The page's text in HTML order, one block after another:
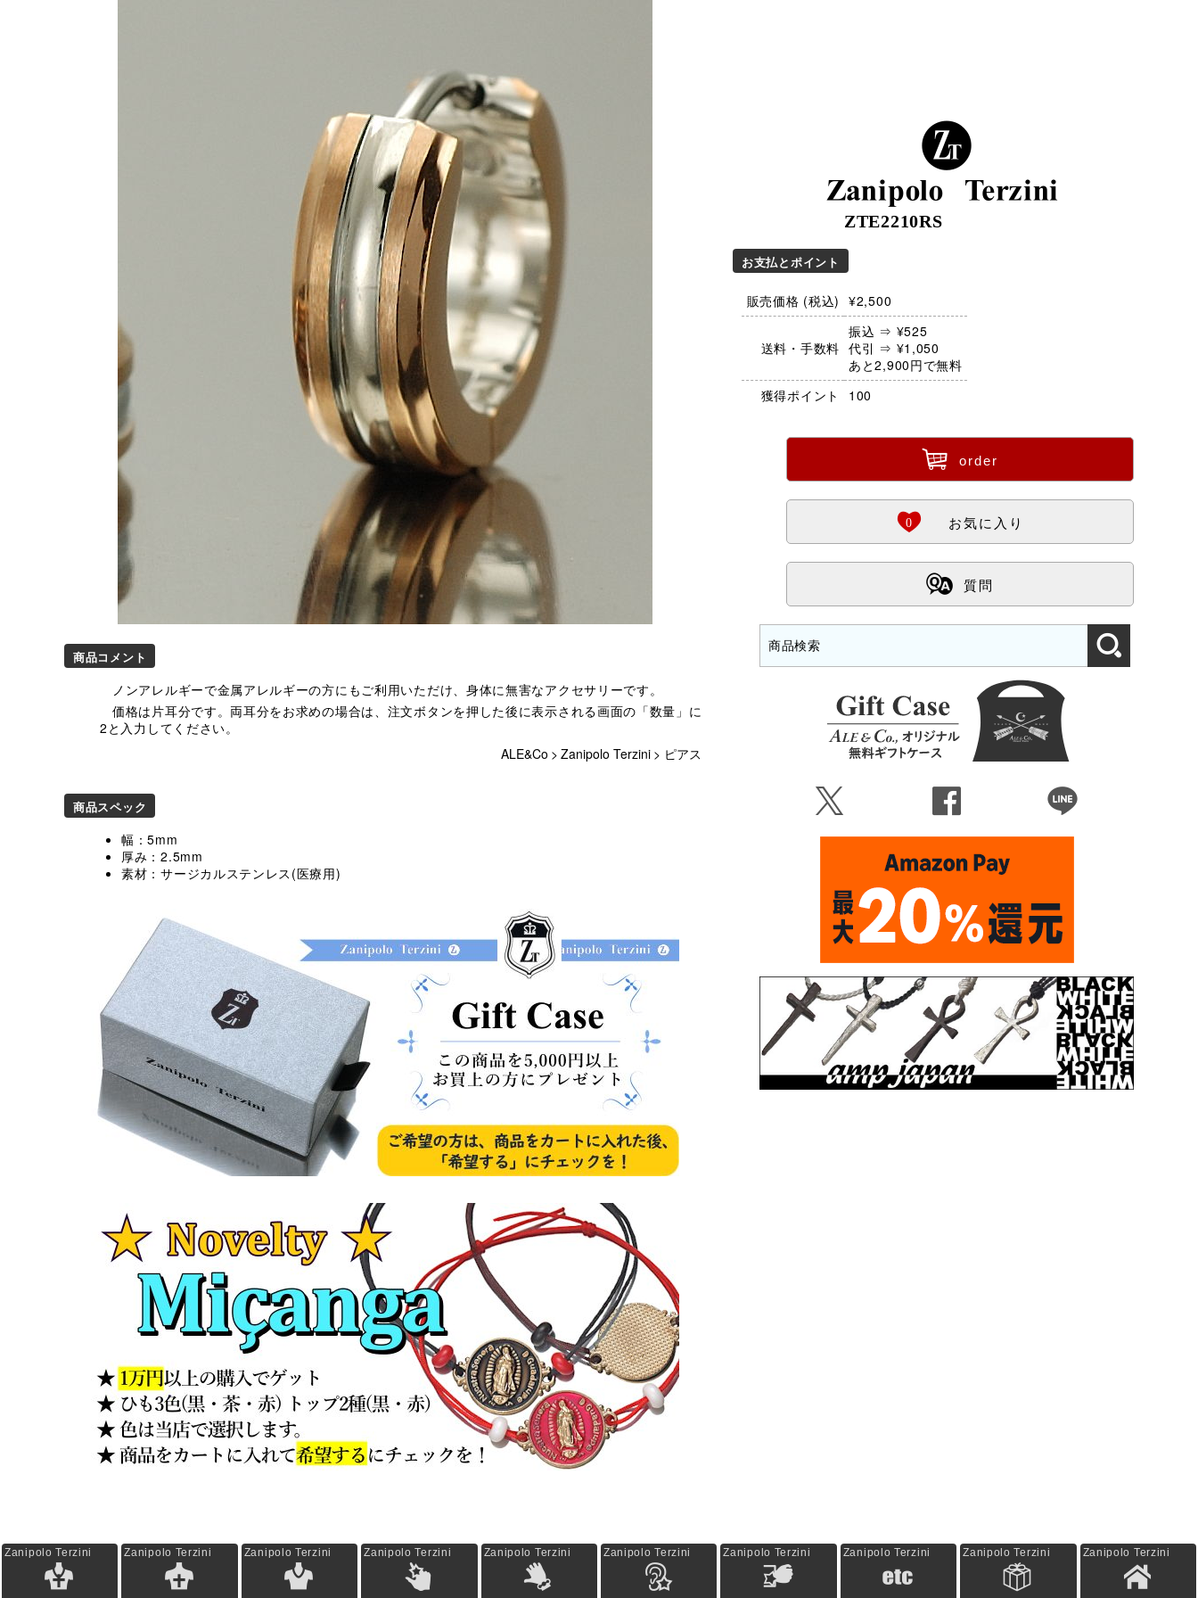
Zanipolo Terzini
ZTE2210RS
お支払とポイント
販売価格 (税込) ¥2,500
送料・手数料
振込 ⇒ ¥525
代引 ⇒ ¥1,050
あと2,900円で無料
獲得ポイント
100
ü order
Ö
0 お気に入り
ß 質問
商品コメント
ノンアレルギーで金属アレルギーの方にもご利用いただけ、身体に無害なアクセサリーです。
価格は片耳分です。両耳分をお求めの場合は、注文ボタンを押した後に表示される画面の「数量」に
2と入力してください。
ALE&Co > Zanipolo Terzini > ピアス
商品スペック
幅：5mm
厚み：2.5mm
素材：サージカルステンレス(医療用)
Ü Û Þ
Zanipolo Terzini Zanipolo Terzini Zanipolo Terzini Zanipolo Terzini Zanipolo Terzini Zanipolo Terzini Zanipolo Terzini Zanipolo Terzini Zanipolo Terzini Zanipolo Terzini